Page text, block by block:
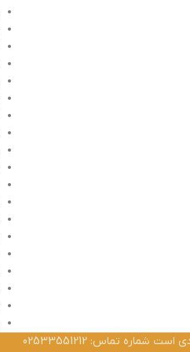
تماس: 02533551212